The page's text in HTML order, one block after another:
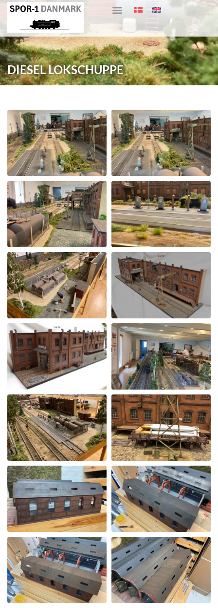
DIESEL LOKSCHUPPE